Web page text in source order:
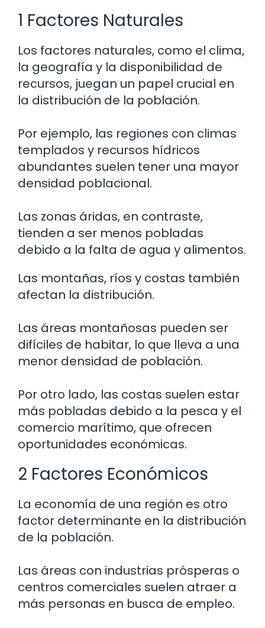
1 Factores Naturales
Los factores naturales, como el clima,
la geografía y la disponibilidad de
recursos, juegan un papel crucial en
la distribución de la población.
Por ejemplo, las regiones con climas
templados y recursos hídricos
abundantes suelen tener una mayor
densidad poblacional.
Las zonas áridas, en contraste,
tienden a ser menos pobladas
debido a la falta de agua y alimentos.
Las montañas, ríos y costas también
afectan la distribución.
Las áreas montañosas pueden ser
difíciles de habitar, lo que lleva a una
menor densidad de población.
Por otro lado, las costas suelen estar
más pobladas debido a la pesca y el
comercio marítimo, que ofrecen
oportunidades económicas.
2 Factores Económicos
La economía de una región es otro
factor determinante en la distribución
de la población.
Las áreas con industrias prósperas o
centros comerciales suelen atraer a
más personas en busca de empleo.